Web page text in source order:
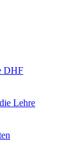
DHF
Lehre